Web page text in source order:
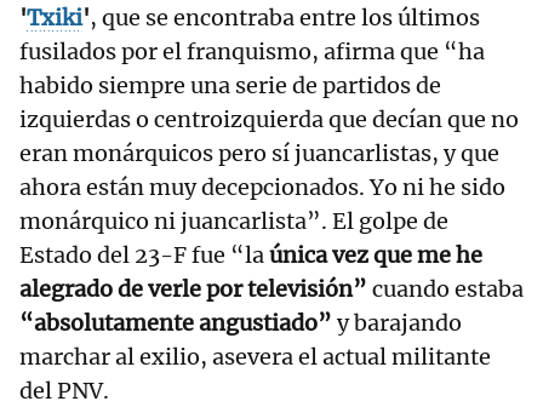
'Txiki', que se encontraba entre los últimos
fusilados por el franquismo, afirma que “ha
habido siempre una serie de partidos de
izquierdas o centroizquierda que decían que no
eran monárquicos pero sí juancarlistas, y que
ahora están muy decepcionados. Yo ni he sido
monárquico ni juancarlista”. El golpe de
Estado del 23-F fue “laúnica vez que me he
alegrado de verle por televisión” cuando estaba
“absolutamente angustiado” y barajando
marchar al exilio, asevera el actual militante
del PNV.